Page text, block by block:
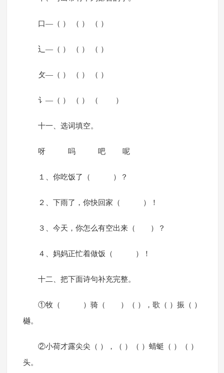
口—（ ） （ ） （ ）
辶—（ ） （ ） （ ）
攵—（ ） （ ） （ ）
讠—（ ） （ ） （ ）
十一、选词填空。
呀 吗 吧 呢
１、你吃饭了（ ）？
２、下雨了，你快回家（ ）！
３、今天，你怎么有空出来（ ）？
４、妈妈正忙着做饭（ ）！
十二、把下面诗句补充完整。
①牧（ ）骑（ ）（ ），歌（ ）振（ ）
樾。
②小荷才露尖尖（ ），（ ）（ ）蜻蜓（ ）（ ）
头。